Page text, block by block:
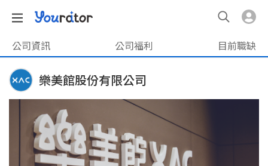
公司資訊 公司福利 目前職缺
樂美館股份有限公司